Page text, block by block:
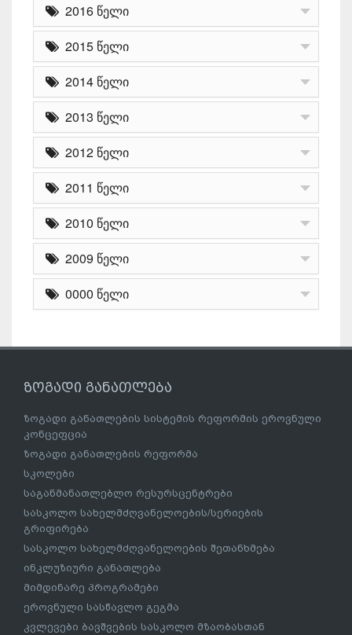
2016 წელი
2015 წელი
2014 წელი
2013 წელი
2012 წელი
2011 წელი
2010 წელი
2009 წელი
0000 წელი
ზოგადი განათლება
ზოგადი განათლების სისტემის რეფორმის ეროვნული
კონცეფცია
ზოგადი განათლების რეფორმა
სკოლები
საგანმანათლებლო რესურსცენტრები
სასკოლო სახელმძღვანელოების/სერიების
გრიფირება
სასკოლო სახელმძღვანელოების შეთანხმება
ინკლუზიური განათლება
მიმდინარე პროგრამები
ეროვნული სასწავლო გეგმა
კვლევები ბავშვების სასკოლო მზაობასთან